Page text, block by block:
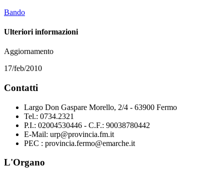
Bando
Ulteriori informazioni
Aggiornamento
17/feb/2010
Contatti
Largo Don Gaspare Morello, 2/4 - 63900 Fermo
Tel.: 0734.2321
P.I.: 02004530446 - C.F.: 90038780442
E-Mail: urp@provincia.fm.it
PEC : provincia.fermo@emarche.it
L'Organo